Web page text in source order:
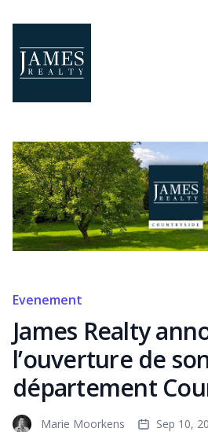
Evenement
James Realty
l’ouverture de
département
Marie Moorkens Sep 10,